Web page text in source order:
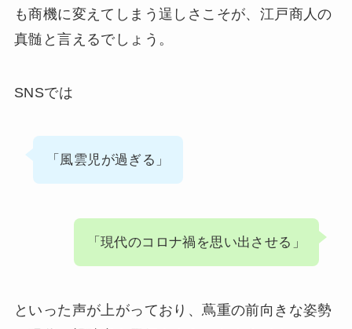
も商機に変えてしまう逞しさこそが、江戸商人の
真髄と言えるでしょう。
SNSでは
「風雲児が過ぎる」
「現代のコロナ禍を思い出させる」
といった声が上がっており、蔦重の前向きな姿勢